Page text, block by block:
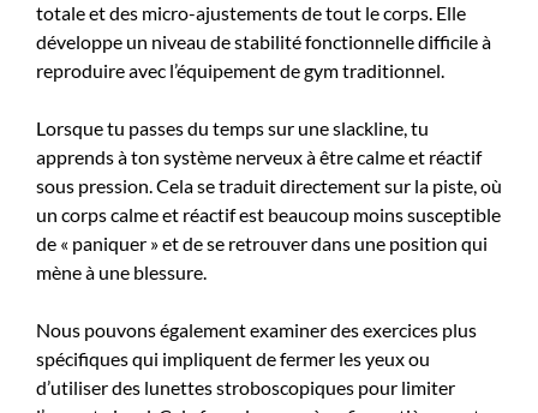
totale et des micro-ajustements de tout le corps. Elle
développe un niveau de stabilité fonctionnelle difficile à
reproduire avec l’équipement de gym traditionnel.
Lorsque tu passes du temps sur une slackline, tu
apprends à ton système nerveux à être calme et réactif
sous pression. Cela se traduit directement sur la piste, où
un corps calme et réactif est beaucoup moins susceptible
de « paniquer » et de se retrouver dans une position qui
mène à une blessure.
Nous pouvons également examiner des exercices plus
spécifiques qui impliquent de fermer les yeux ou
d’utiliser des lunettes stroboscopiques pour limiter